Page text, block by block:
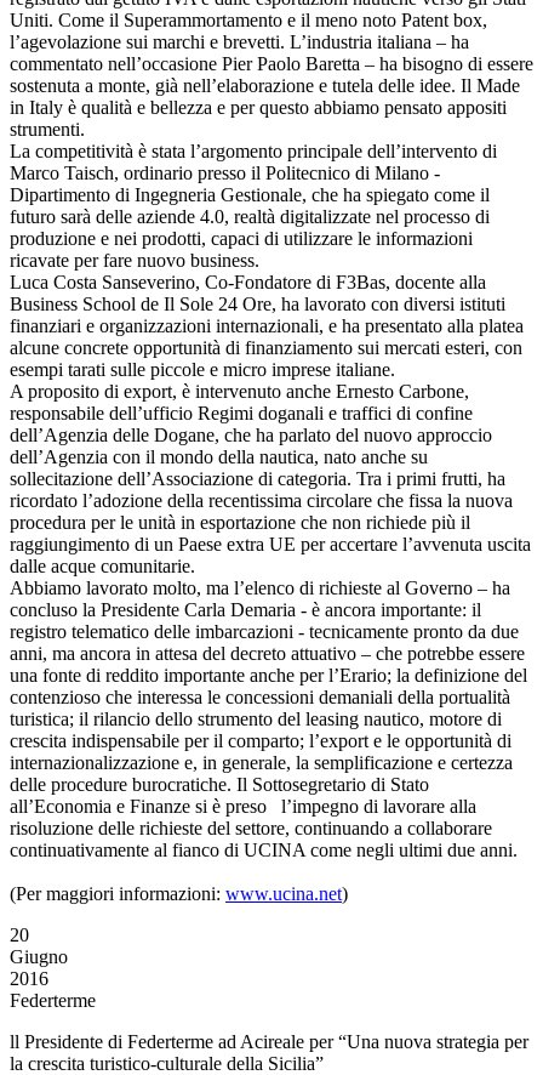
Uniti. Come il Superammortamento e il meno noto Patent box,
l’agevolazione sui marchi e brevetti. L’industria italiana – ha
commentato nell’occasione Pier Paolo Baretta – ha bisogno di essere
sostenuta a monte, già nell’elaborazione e tutela delle idee. Il Made
in Italy è qualità e bellezza e per questo abbiamo pensato appositi
strumenti.
La competitività è stata l’argomento principale dell’intervento di
Marco Taisch, ordinario presso il Politecnico di Milano -
Dipartimento di Ingegneria Gestionale, che ha spiegato come il
futuro sarà delle aziende 4.0, realtà digitalizzate nel processo di
produzione e nei prodotti, capaci di utilizzare le informazioni
ricavate per fare nuovo business.
Luca Costa Sanseverino, Co-Fondatore di F3Bas, docente alla
Business School de Il Sole 24 Ore, ha lavorato con diversi istituti
finanziari e organizzazioni internazionali, e ha presentato alla platea
alcune concrete opportunità di finanziamento sui mercati esteri, con
esempi tarati sulle piccole e micro imprese italiane.
A proposito di export, è intervenuto anche Ernesto Carbone,
responsabile dell’ufficio Regimi doganali e traffici di confine
dell’Agenzia delle Dogane, che ha parlato del nuovo approccio
dell’Agenzia con il mondo della nautica, nato anche su
sollecitazione dell’Associazione di categoria. Tra i primi frutti, ha
ricordato l’adozione della recentissima circolare che fissa la nuova
procedura per le unità in esportazione che non richiede più il
raggiungimento di un Paese extra UE per accertare l’avvenuta uscita
dalle acque comunitarie.
Abbiamo lavorato molto, ma l’elenco di richieste al Governo – ha
concluso la Presidente Carla Demaria - è ancora importante: il
registro telematico delle imbarcazioni - tecnicamente pronto da due
anni, ma ancora in attesa del decreto attuativo – che potrebbe essere
una fonte di reddito importante anche per l’Erario; la definizione del
contenzioso che interessa le concessioni demaniali della portualità
turistica; il rilancio dello strumento del leasing nautico, motore di
crescita indispensabile per il comparto; l’export e le opportunità di
internazionalizzazione e, in generale, la semplificazione e certezza
delle procedure burocratiche. Il Sottosegretario di Stato
all’Economia e Finanze si è preso l’impegno di lavorare alla
risoluzione delle richieste del settore, continuando a collaborare
continuativamente al fianco di UCINA come negli ultimi due anni.
(Per maggiori informazioni: www.ucina.net)
20
Giugno
2016
Federterme
ll Presidente di Federterme ad Acireale per “Una nuova strategia per
la crescita turistico-culturale della Sicilia”